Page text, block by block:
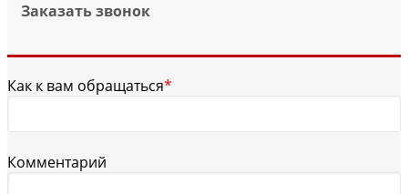
Заказать звонок
Как к вам обращаться*
Комментарий